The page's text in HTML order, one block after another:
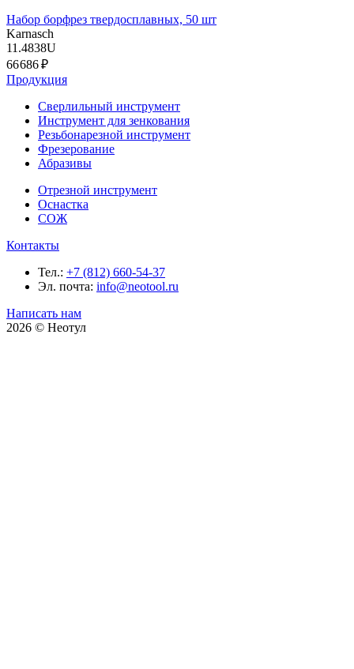
Набор борфрез твердосплавных, 50 шт
Karnasch
11.4838U
66 686 ₽
Продукция
Сверлильный инструмент
Инструмент для зенкования
Резьбонарезной инструмент
Фрезерование
Абразивы
Отрезной инструмент
Оснастка
СОЖ
Контакты
Тел.: +7 (812) 660-54-37
Эл. почта: info@neotool.ru
Написать нам
2026 © Неотул